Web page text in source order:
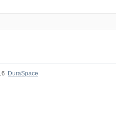
DuraSpace